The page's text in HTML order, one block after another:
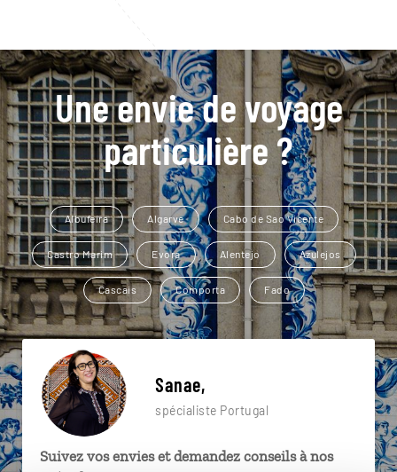
Une envie de voyage
particulière ?
Albufeira Algarve Cabo de Sao Vicente
Castro Marim Evora Alentejo Azulejos
Cascais Comporta Fado
Sanae,
spécialiste Portugal
Suivez vos envies et demandez conseils à nos